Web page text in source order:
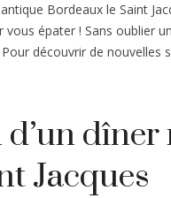
Bordeaux le Saint
épater ! Sans oublier
découvrir de
Jacques